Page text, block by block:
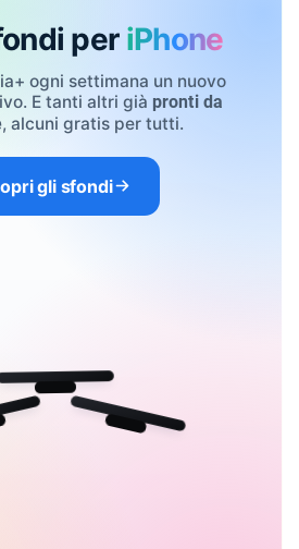
per iPhone
ogni settimana un nuovo
E tanti altri già pronti da
, alcuni gratis per tutti.
gli sfondi